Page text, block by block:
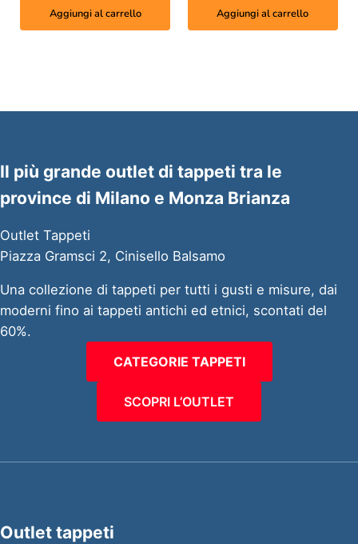
Aggiungi al carrello Aggiungi al carrello
Il più grande outlet di tappeti tra le
province di Milano e Monza Brianza
Outlet Tappeti
Piazza Gramsci 2, Cinisello Balsamo
Una collezione di tappeti per tutti i gusti e misure, dai
moderni fino ai tappeti antichi ed etnici, scontati del
60%.
CATEGORIE TAPPETI
SCOPRI L’OUTLET
Outlet tappeti